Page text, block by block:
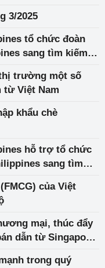
3/2025
tổ chức đoàn
sang tìm kiếm
trường một số
từ Việt Nam
khẩu chè
hỗ trợ tổ chức
sang tìm
nông nghiệp
của Việt
mại, thúc đẩy
dẫn từ Singapore
trong quý